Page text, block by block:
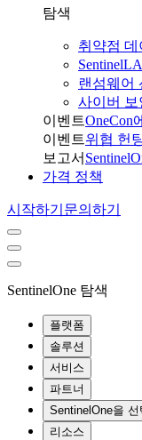
탐색
취약점
랜섬웨어
사이버 보
이벤트OneCon
이벤트위협 헌
보고서
가격 정책
시작하기 문의하기
SentinelOne 탐색
플랫폼
솔루션
서비스
파트너
SentinelOne을
리소스